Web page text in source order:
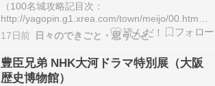
（100名城攻略記目次：
http://yagopin.g1.xrea.com/town/meijo/00.htm）■
築城の経緯 永正7（1510）年、安宅(あたぎ)冬一
による築城、または大永6（1526）年、安宅治興
による築城の両説がある。淡路水軍の安宅氏は、
天文18（154…
17日前 日々のできごと・思うこと
豊臣兄弟 NHK大河ドラマ特別展（大阪
歴史博物館）